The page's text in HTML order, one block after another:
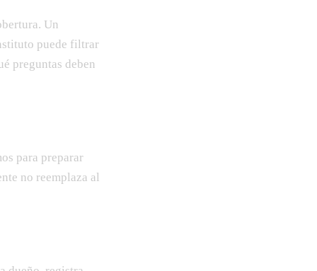
Un
puede filtrar
preguntas deben
para preparar
no reemplaza al